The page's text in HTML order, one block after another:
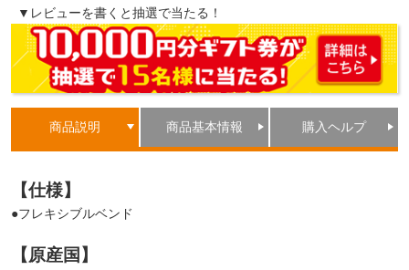
▼レビューを書くと抽選で当たる！
商品説明 商品基本情報 購入ヘルプ
【仕様】
●フレキシブルベンド
【原産国】